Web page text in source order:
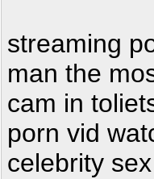
streaming
man the
cam in
porn vid
celebrity